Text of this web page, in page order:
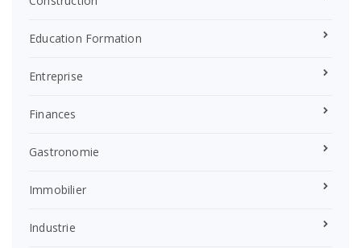
Education Formation
Entreprise
Finances
Gastronomie
Immobilier
Industrie